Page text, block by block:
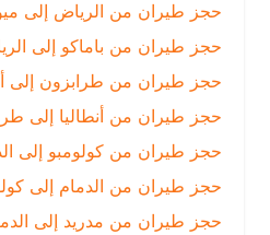
حجز طيران من الرياض إلى ميونخ |
حجز طيران من باماكو إلى الرياض
|
حجز طيران من طرابزون إلى أنطاليا
حجز طيران من أنطاليا إلى طرابزون
حجز طيران من كولومبو إلى الدمام
حجز طيران من الدمام إلى كولومبو
حجز طيران من مدريد إلى الدمام
|